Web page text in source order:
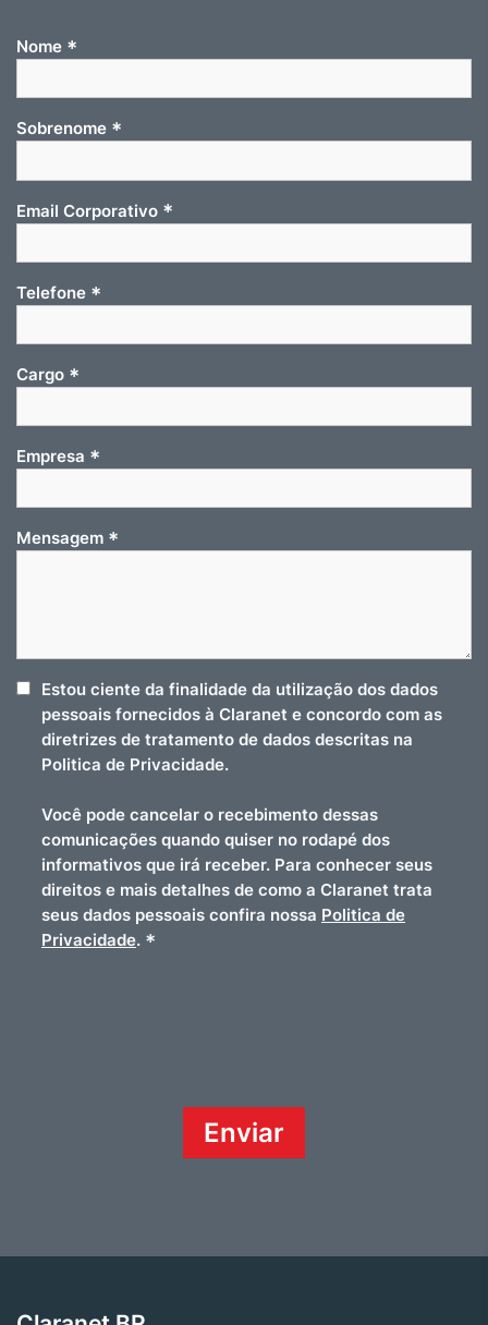
Nome *
Sobrenome *
Email Corporativo *
Telefone *
Cargo *
Empresa *
Mensagem *
Estou ciente da finalidade da utilização dos dados
pessoais fornecidos à Claranet e concordo com as
diretrizes de tratamento de dados descritas na
Politica de Privacidade.
Você pode cancelar o recebimento dessas
comunicações quando quiser no rodapé dos
informativos que irá receber. Para conhecer seus
direitos e mais detalhes de como a Claranet trata
seus dados pessoais confira nossa Politica de
Privacidade. *